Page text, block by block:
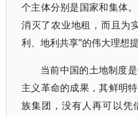
个主体分别是国家和集体
消灭了农业地租，而且为
利、地利共享”的伟大理想
当前中国的土地制度
主义革命的成果，其鲜明
族集团，没有人再可以凭